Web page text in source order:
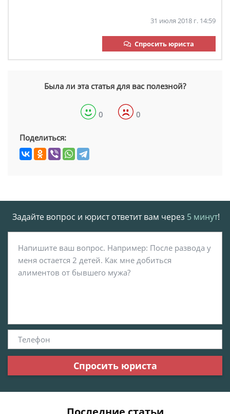
31 июля 2018 г. 14:59
Спросить юриста
Была ли эта статья для вас полезной?
0 0
Поделиться:
Задайте вопрос и юрист ответит вам через 5 минут!
Спросить юриста